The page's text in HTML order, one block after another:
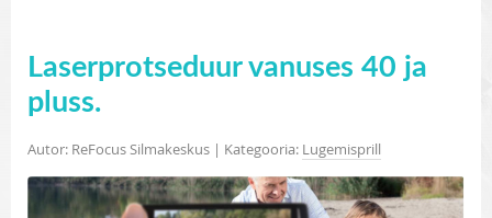
Laserprotseduur vanuses 40 ja
pluss.
Autor: ReFocus Silmakeskus | Kategooria: Lugemisprill